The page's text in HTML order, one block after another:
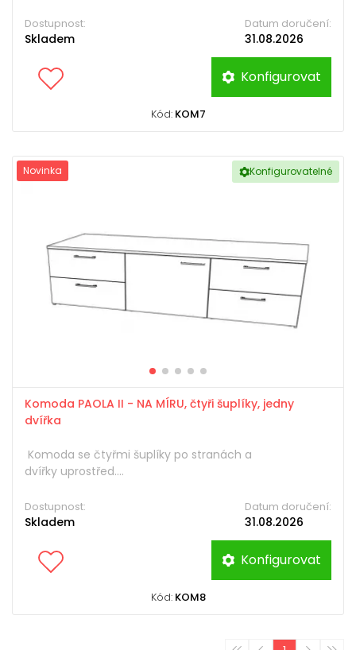
Dostupnost:
Skladem
Datum doručení:
31.08.2026
Konfigurovat
Kód: KOM7
Konfigurovatelné
Novinka
Komoda PAOLA II - NA MÍRU, čtyři šuplíky, jedny
dvířka
Komoda se čtyřmi šuplíky po stranách a
dvířky uprostřed....
Dostupnost:
Skladem
Datum doručení:
31.08.2026
Konfigurovat
Kód: KOM8